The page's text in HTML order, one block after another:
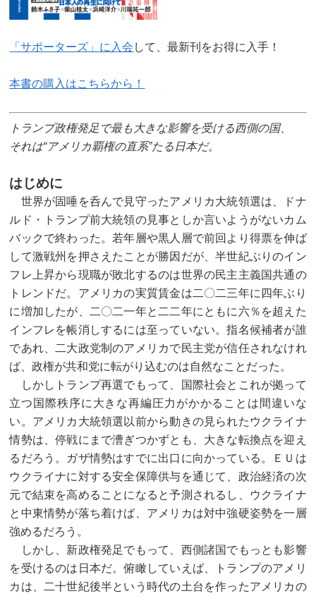
「サポーターズ」に入会 して、最新刊をお得に入手！
本書の購入はこちらから！
トランプ政権発足で最も大きな影響を受ける西側の国、
それは“アメリカ覇権の直系”たる日本だ。
はじめに
世界が固唾を呑んで見守ったアメリカ大統領選は、ドナ
ルド・トランプ前大統領の見事としか言いようがないカム
バックで終わった。若年層や黒人層で前回より得票を伸ば
して激戦州を押さえたことが勝因だが、半世紀ぶりのイン
フレ上昇から現職が敗北するのは世界の民主主義国共通の
トレンドだ。アメリカの実質賃金は二〇二三年に四年ぶり
に増加したが、二〇二一年と二二年にともに六％を超えた
インフレを帳消しするには至っていない。指名候補者が誰
であれ、二大政党制のアメリカで民主党が信任されなけれ
ば、政権が共和党に転がり込むのは自然なことだった。
しかしトランプ再選でもって、国際社会とこれが拠って
立つ国際秩序に大きな再編圧力がかかることは間違いな
い。アメリカ大統領選以前から動きの見られたウクライナ
情勢は、停戦にまで漕ぎつかずとも、大きな転換点を迎え
るだろう。ガザ情勢はすでに出口に向かっている。ＥＵは
ウクライナに対する安全保障供与を通じて、政治経済の次
元で結束を高めることになると予測されるし、ウクライナ
と中東情勢が落ち着けば、アメリカは対中強硬姿勢を一層
強めるだろう。
しかし、新政権発足でもって、西側諸国でもっとも影響
を受けるのは日本だ。俯瞰していえば、トランプのアメリ
カは、二十世紀後半という時代の土台を作ったアメリカの